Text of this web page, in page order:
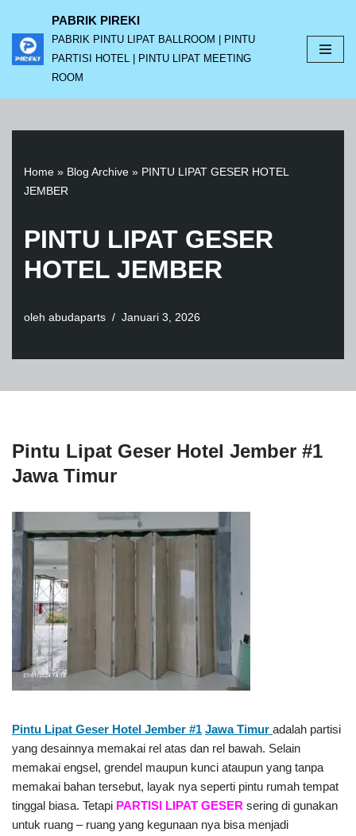
Lompat
ke
PABRIK PIREKI
PABRIK PINTU LIPAT BALLROOM | PINTU
PARTISI HOTEL | PINTU LIPAT MEETING
ROOM
Home » Blog Archive » PINTU LIPAT GESER HOTEL
JEMBER
PINTU LIPAT GESER
HOTEL JEMBER
oleh abudaparts Januari 3, 2026
Pintu Lipat Geser Hotel Jember #1
Jawa Timur
Pintu Lipat Geser Hotel Jember #1 Jawa Timur adalah partisi
yang desainnya memakai rel atas dan rel bawah. Selain
memakai engsel, grendel maupun kunci ataupun yang tanpa
memakai bahan tersebut, layak nya seperti pintu rumah tempat
tinggal biasa. Tetapi PARTISI LIPAT GESER sering di gunakan
untuk ruang – ruang yang kegunaan nya bisa menjadi